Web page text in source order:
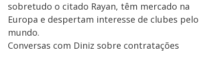
sobretudo o citado Rayan, têm mercado na
Europa e despertam interesse de clubes pelo
mundo.
Conversas com Diniz sobre contratações